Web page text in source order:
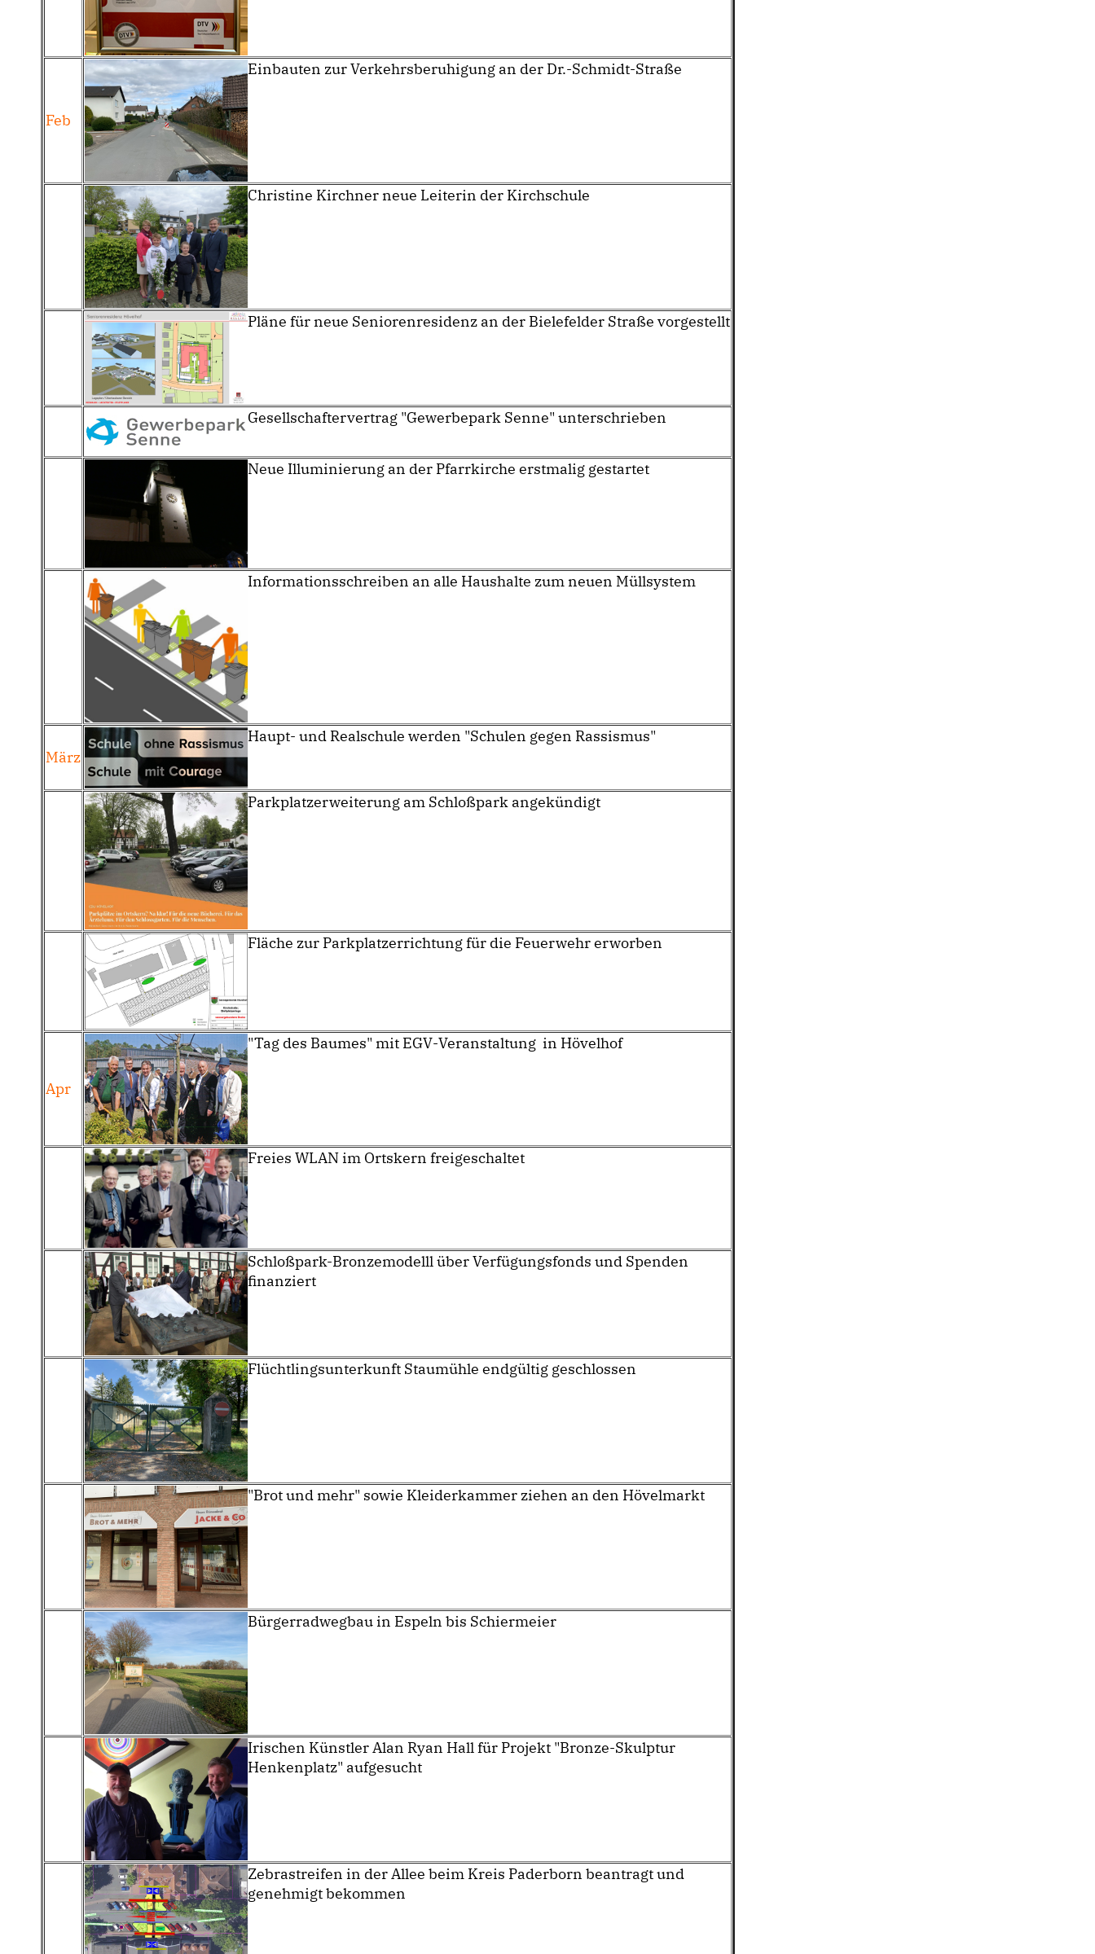
Feb
Einbauten zur Verkehrsberuhigung an der Dr.-Schmidt-Straße
Christine Kirchner neue Leiterin der Kirchschule
Pläne für neue Seniorenresidenz an der Bielefelder Straße vorgestellt
Gesellschaftervertrag "Gewerbepark Senne" unterschrieben
Neue Illuminierung an der Pfarrkirche erstmalig gestartet
Informationsschreiben an alle Haushalte zum neuen Müllsystem
März
Haupt- und Realschule werden "Schulen gegen Rassismus"
Parkplatzerweiterung am Schloßpark angekündigt
Fläche zur Parkplatzerrichtung für die Feuerwehr erworben
Apr
"Tag des Baumes" mit EGV-Veranstaltung in Hövelhof
Freies WLAN im Ortskern freigeschaltet
Schloßpark-Bronzemodelll über Verfügungsfonds und Spenden
finanziert
Flüchtlingsunterkunft Staumühle endgültig geschlossen
"Brot und mehr" sowie Kleiderkammer ziehen an den Hövelmarkt
Bürgerradwegbau in Espeln bis Schiermeier
Irischen Künstler Alan Ryan Hall für Projekt "Bronze-Skulptur
Henkenplatz" aufgesucht
Zebrastreifen in der Allee beim Kreis Paderborn beantragt und
genehmigt bekommen